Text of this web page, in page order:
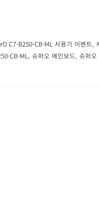
C7-B250-CB-ML 사용기 이벤트,
CB-ML, 슈퍼오 메인보드, 슈퍼오